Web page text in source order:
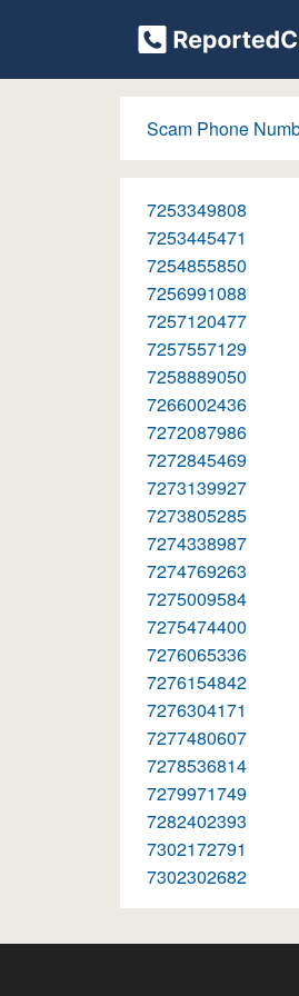
Scam Phone
7253349808
7253445471
7254855850
7256991088
7257120477
7257557129
7258889050
7266002436
7272087986
7272845469
7273139927
7273805285
7274338987
7274769263
7275009584
7275474400
7276065336
7276154842
7276304171
7277480607
7278536814
7279971749
7282402393
7302172791
7302302682